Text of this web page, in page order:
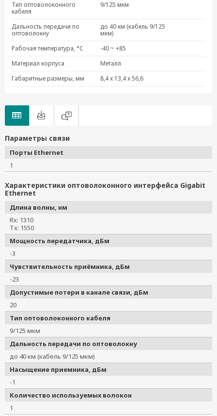
SFP-1G20BLC-T
Тип оптоволоконного
кабеля
9/125 мкм
Дальность передачи по
оптоволокну
до 40 км (кабель 9/125
мкм)
Рабочая температура, °C
-40 ~ +85
Материал корпуса
Металл
Габаритные размеры, мм
8,4 x 13,4 x 56,6
Параметры связи
Порты Ethernet
1
Характеристики оптоволоконного интерфейса Gigabit
Ethernet
Длина волны, нм
Rx: 1310
Tx: 1550
Мощность передатчика, дБм
-3
Чувствительность приёмника, дБм
-23
Допустимые потери в канале связи, дБм
20
Тип оптоволоконного кабеля
9/125 мкм
Дальность передачи по оптоволокну
до 40 км (кабель 9/125 мкм)
Насыщение приемника, дБм
-1
Количество используемых волокон
1